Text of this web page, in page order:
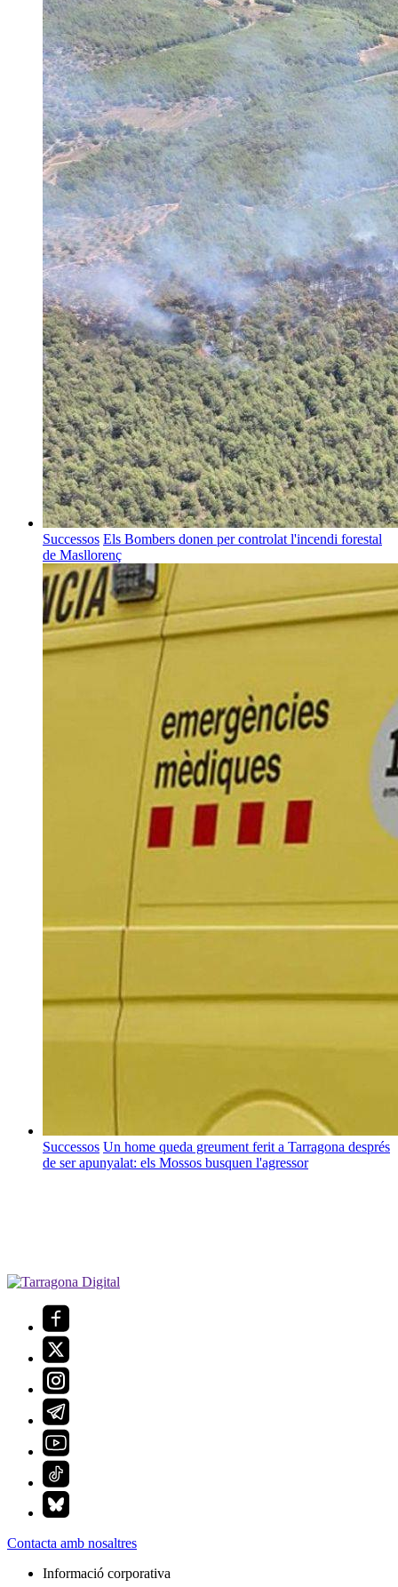
Successos Els Bombers donen per controlat l'incendi forestal
de Masllorenç
Successos Un home queda greument ferit a Tarragona després
de ser apunyalat: els Mossos busquen l'agressor
Contacta amb nosaltres
Informació corporativa